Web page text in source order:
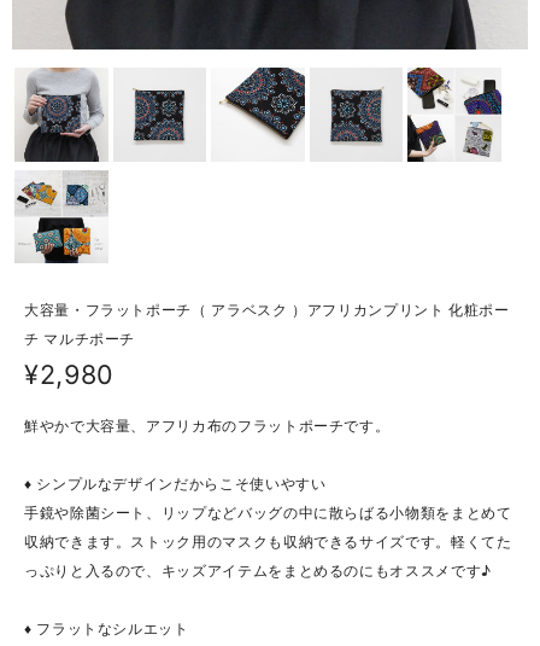
大容量・フラットポーチ（ アラベスク ）アフリカンプリント 化粧ポー
チ マルチポーチ
¥2,980
鮮やかで大容量、アフリカ布のフラットポーチです。
♦ シンプルなデザインだからこそ使いやすい
手鏡や除菌シート、リップなどバッグの中に散らばる小物類をまとめて
収納できます。ストック用のマスクも収納できるサイズです。軽くてた
っぷりと入るので、キッズアイテムをまとめるのにもオススメです♪
♦ フラットなシルエット